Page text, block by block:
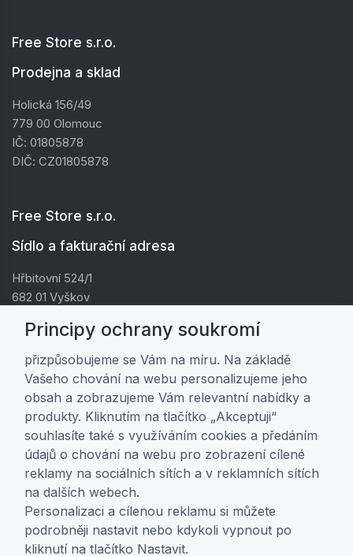
Free Store s.r.o.
Prodejna a sklad
Holická 156/49
779 00 Olomouc
IČ: 01805878
DIČ: CZ01805878
Free Store s.r.o.
Sídlo a fakturační adresa
Hřbitovní 524/1
682 01 Vyškov
DIČ: CZ01805878
Zákaznická péče
Doprava a platba
Obchodní podmínky
Ochrana osobních údajů
Nastavení soukromí
O nás
Principy ochrany soukromí
přizpůsobujeme se Vám na míru. Na základě
Vašeho chování na webu personalizujeme jeho
obsah a zobrazujeme Vám relevantní nabídky a
produkty. Kliknutím na tlačítko „Akceptuji“
souhlasíte také s využíváním cookies a předáním
údajů o chování na webu pro zobrazení cílené
reklamy na sociálních sítích a v reklamních sítích
na dalších webech.
Personalizaci a cílenou reklamu si můžete
podrobněji nastavit nebo kdykoli vypnout po
kliknutí na tlačítko Nastavit.